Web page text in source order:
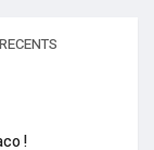
RECENTS
!